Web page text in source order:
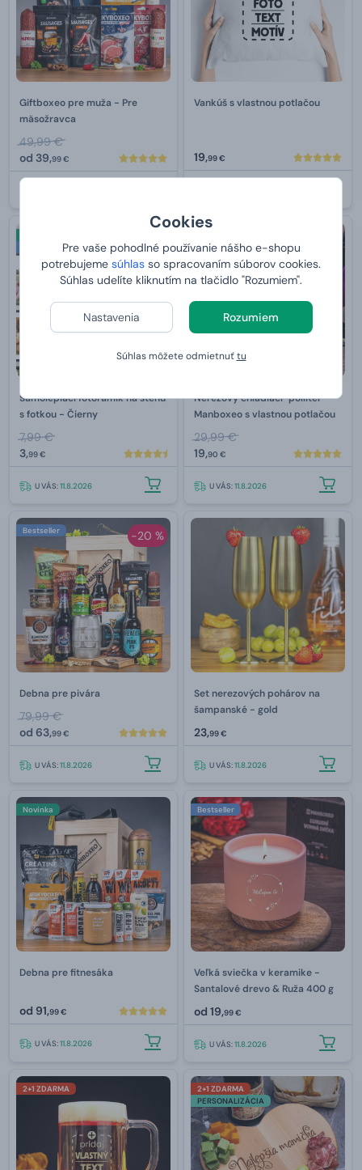
Cookies
Pre vaše pohodlné používanie nášho e-shopu
potrebujeme súhlas so spracovaním súborov cookies.
Súhlas udelíte kliknutím na tlačidlo "Rozumiem".
Nastavenia Rozumiem
Súhlas môžete odmietnuťtu
Giftboxeo pre muža - Pre
mäsožravca
49,99 €
od 39,99 €
Vankúš s vlastnou potlačou
19,99 €
Samolepiaci fotorámik na stenu
s fotkou - Čierny
7,99 €
3,99 €
U VÁS:11.8.2026
Nerezový chladiaci "polliter"
Manboxeo s vlastnou potlačou
29,99 €
19,90 €
U VÁS:11.8.2026
-20 %
Bestseller
Debna pre pivára
79,99 €
od 63,99 €
U VÁS:11.8.2026
Set nerezových pohárov na
šampanské - gold
23,99 €
U VÁS:11.8.2026
Novinka
Debna pre fitnesáka
od 91,99 €
U VÁS:11.8.2026
Bestseller
Veľká sviečka v keramike -
Santalové drevo & Ruža 400 g
od 19,99 €
U VÁS:11.8.2026
2+1 ZDARMA
2+1 ZDARMA
PERSONALIZÁCIA